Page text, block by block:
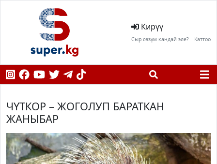
Кирүү
Сыр сөзүм кандай эле? Каттоо
ЧҮТКОР – ЖОГОЛУП БАРАТКАН
ЖАНЫБАР